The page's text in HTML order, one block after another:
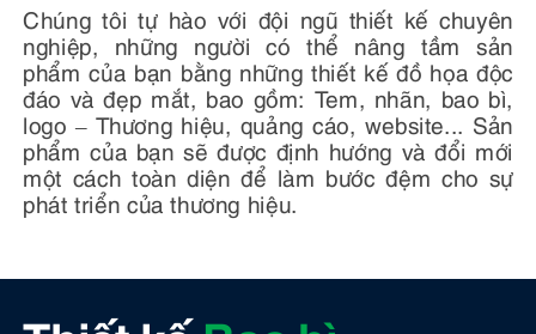
Chúng tôi tự hào với đội ngũ thiết kế chuyên
nghiệp, những người có thể nâng tầm sản
phẩm của bạn bằng những thiết kế đồ họa độc
đáo và đẹp mắt, bao gồm: Tem, nhãn, bao bì,
logo – Thương hiệu, quảng cáo, website... Sản
phẩm của bạn sẽ được định hướng và đổi mới
một cách toàn diện để làm bước đệm cho sự
phát triển của thương hiệu.